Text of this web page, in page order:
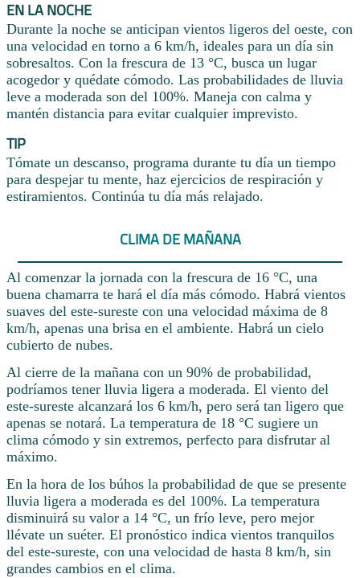
EN LA NOCHE
Durante la noche se anticipan vientos ligeros del oeste, con
una velocidad en torno a 6 km/h, ideales para un día sin
sobresaltos. Con la frescura de 13 °C, busca un lugar
acogedor y quédate cómodo. Las probabilidades de lluvia
leve a moderada son del 100%. Maneja con calma y
mantén distancia para evitar cualquier imprevisto.
TIP
Tómate un descanso, programa durante tu día un tiempo
para despejar tu mente, haz ejercicios de respiración y
estiramientos. Continúa tu día más relajado.
CLIMA DE MAÑANA
Al comenzar la jornada con la frescura de 16 °C, una
buena chamarra te hará el día más cómodo. Habrá vientos
suaves del este-sureste con una velocidad máxima de 8
km/h, apenas una brisa en el ambiente. Habrá un cielo
cubierto de nubes.
Al cierre de la mañana con un 90% de probabilidad,
podríamos tener lluvia ligera a moderada. El viento del
este-sureste alcanzará los 6 km/h, pero será tan ligero que
apenas se notará. La temperatura de 18 °C sugiere un
clima cómodo y sin extremos, perfecto para disfrutar al
máximo.
En la hora de los búhos la probabilidad de que se presente
lluvia ligera a moderada es del 100%. La temperatura
disminuirá su valor a 14 °C, un frío leve, pero mejor
llévate un suéter. El pronóstico indica vientos tranquilos
del este-sureste, con una velocidad de hasta 8 km/h, sin
grandes cambios en el clima.